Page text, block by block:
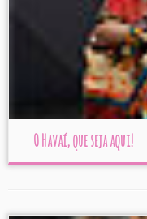
O Havaí, que seja aqui!